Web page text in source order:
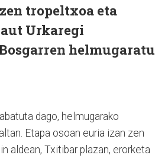
tropeltxoa eta
Urkaregi
helmugaratu
dago, helmugarako
Etapa osoan euria izan zen
aldean, Txitibar plazan, erorketa